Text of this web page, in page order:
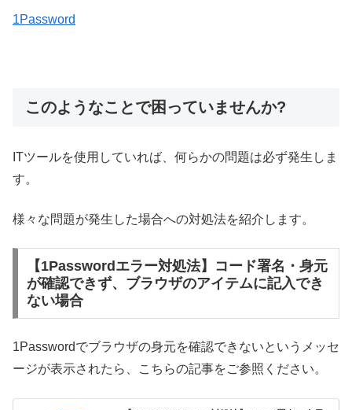
1Password
このようなことで困っていませんか?
ITツールを使用していれば、何らかの問題は必ず発生しま
す。
様々な問題が発生した場合への対処法を紹介します。
【1Passwordエラー対処法】コード署名・身元
が確認できず、ブラウザのアイテムに記入でき
ない場合
1Passwordでブラウザの身元を確認できないというメッセ
ージが表示されたら、こちらの記事をご参照ください。